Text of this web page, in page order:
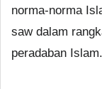
norma-norma
saw dalam
peradaban Islam.